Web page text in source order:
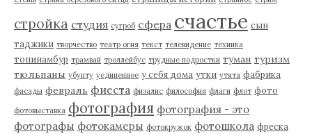
стройка студия сугроб сфера счастье сын
таджики творчество театр огня текст телевидение техника
топинамбур трамвай троллейбус трудные подростки туман туризм
тюльпаны убунту уединенное у себя дома утки утята фабрика
фасады февраль фиеста физалис философия флаги флот фото
фотовыставка фотография фотография - это
фотографы фотокамеры фотокружок фотошкола фреска